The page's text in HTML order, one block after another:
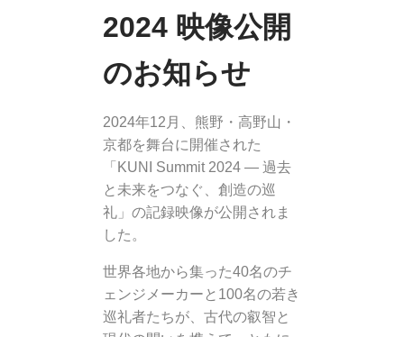
2024 映像公開
のお知らせ
2024年12月、熊野・高野山・
京都を舞台に開催された
「KUNI Summit 2024 ― 過去
と未来をつなぐ、創造の巡
礼」の記録映像が公開されま
した。
世界各地から集った40名のチ
ェンジメーカーと100名の若き
巡礼者たちが、古代の叡智と